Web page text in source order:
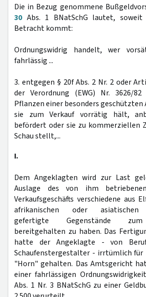
Die in Bezug genommene
30Abs. 1 BNatSchG lautet,
Betracht kommt:
Ordnungswidrig handelt, wer
fahrlässig ...
3. entgegen § 20f Abs. 2 Nr. 2 oder
der Verordnung (EWG) Nr. 3626/
Pflanzen einer besonders geschützten
sie zum Verkauf vorrätig hält,
befördert oder sie zu kommerziellen
Schau stellt,...
I.
Dem Angeklagten wird zur Last
Auslage des von ihm
Verkaufsgeschäfts verschiedene aus
afrikanischen oder asiatischen
gefertigte Gegenstände
bereitgehalten zu haben. Das
hatte der Angeklagte - von
Schaufenstergestalter - irrtümlich für
"Horn" gehalten. Das Amtsgericht
einer fahrlässigen
Abs. 1 Nr. 3 BNatSchG zu einer